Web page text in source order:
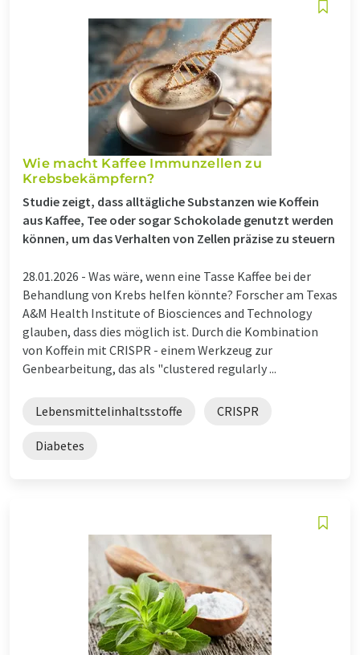
Wie macht Kaffee Immunzellen zu
Krebsbekämpfern?
Studie zeigt, dass alltägliche Substanzen wie Koffein
aus Kaffee, Tee oder sogar Schokolade genutzt werden
können, um das Verhalten von Zellen präzise zu steuern
28.01.2026 - Was wäre, wenn eine Tasse Kaffee bei der
Behandlung von Krebs helfen könnte? Forscher am Texas
A&M Health Institute of Biosciences and Technology
glauben, dass dies möglich ist. Durch die Kombination
von Koffein mit CRISPR - einem Werkzeug zur
Genbearbeitung, das als "clustered regularly ...
Lebensmittelinhaltsstoffe CRISPR
Diabetes